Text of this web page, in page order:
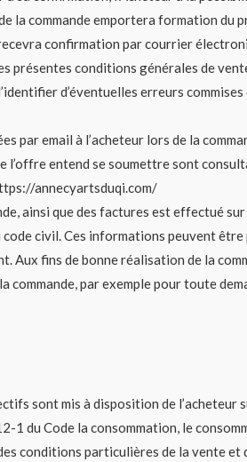
la commande emportera formation
confirmation par courrier
présentes conditions générales de
d’éventuelles erreurs
email à l’acheteur lors de la
entend se soumettre sont
annecyartsduqi.com/
ainsi que des factures est effectué
civil. Ces informations peuvent
fins de bonne réalisation de la
par exemple pour toute
sont mis à disposition de l’acheteur
1 du Code la consommation, le
conditions particulières de la vente